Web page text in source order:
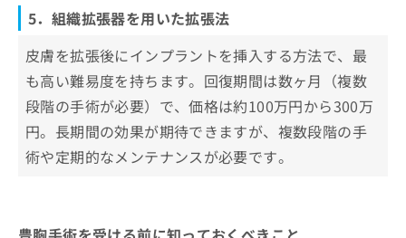
5．組織拡張器を用いた拡張法
皮膚を拡張後にインプラントを挿入する方法で、最
も高い難易度を持ちます。回復期間は数ヶ月（複数
段階の手術が必要）で、価格は約100万円から300万
円。長期間の効果が期待できますが、複数段階の手
術や定期的なメンテナンスが必要です。